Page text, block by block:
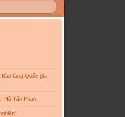
Bảo tàng Quốc gia
Hồ Tấn Phan